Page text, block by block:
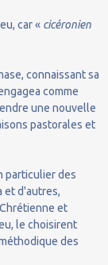
car « cicéronien
connaissant sa
comme
une nouvelle
pastorales et
particulier des
et d'autres,
et
le choisirent
des